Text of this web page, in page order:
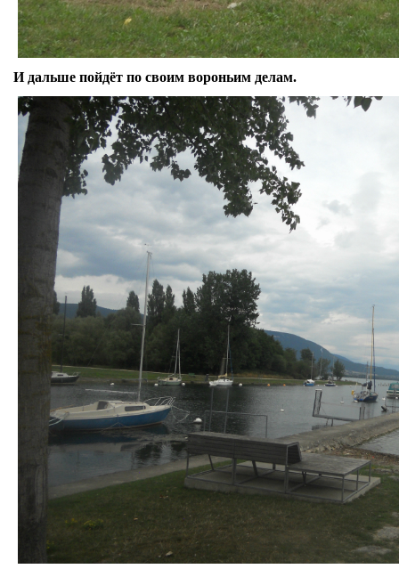
И дальше пойдёт по своим вороньим делам.